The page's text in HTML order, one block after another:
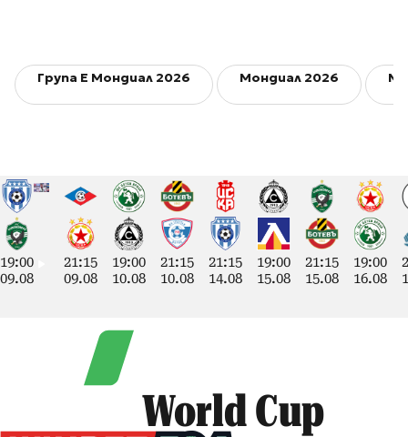
Група E Мондиал 2026 Мондиал 2026
19:00
09.08
21:15
09.08
19:00
10.08
21:15
10.08
21:15
14.08
19:00
15.08
21:15
15.08
19:00
16.08
World Cup